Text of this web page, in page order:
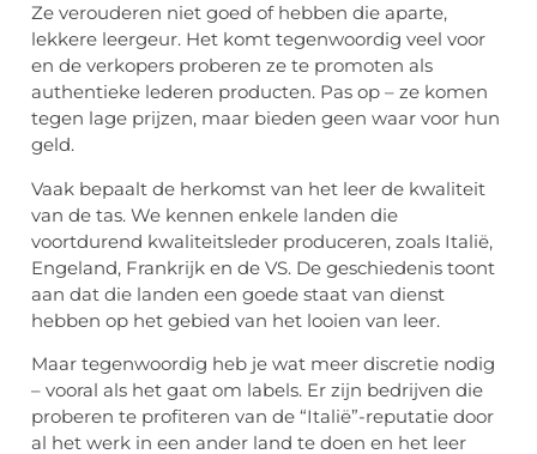
Ze verouderen niet goed of hebben die aparte,
lekkere leergeur. Het komt tegenwoordig veel voor
en de verkopers proberen ze te promoten als
authentieke lederen producten. Pas op – ze komen
tegen lage prijzen, maar bieden geen waar voor hun
geld.
Vaak bepaalt de herkomst van het leer de kwaliteit
van de tas. We kennen enkele landen die
voortdurend kwaliteitsleder produceren, zoals Italië,
Engeland, Frankrijk en de VS. De geschiedenis toont
aan dat die landen een goede staat van dienst
hebben op het gebied van het looien van leer.
Maar tegenwoordig heb je wat meer discretie nodig
– vooral als het gaat om labels. Er zijn bedrijven die
proberen te profiteren van de “Italië”-reputatie door
al het werk in een ander land te doen en het leer